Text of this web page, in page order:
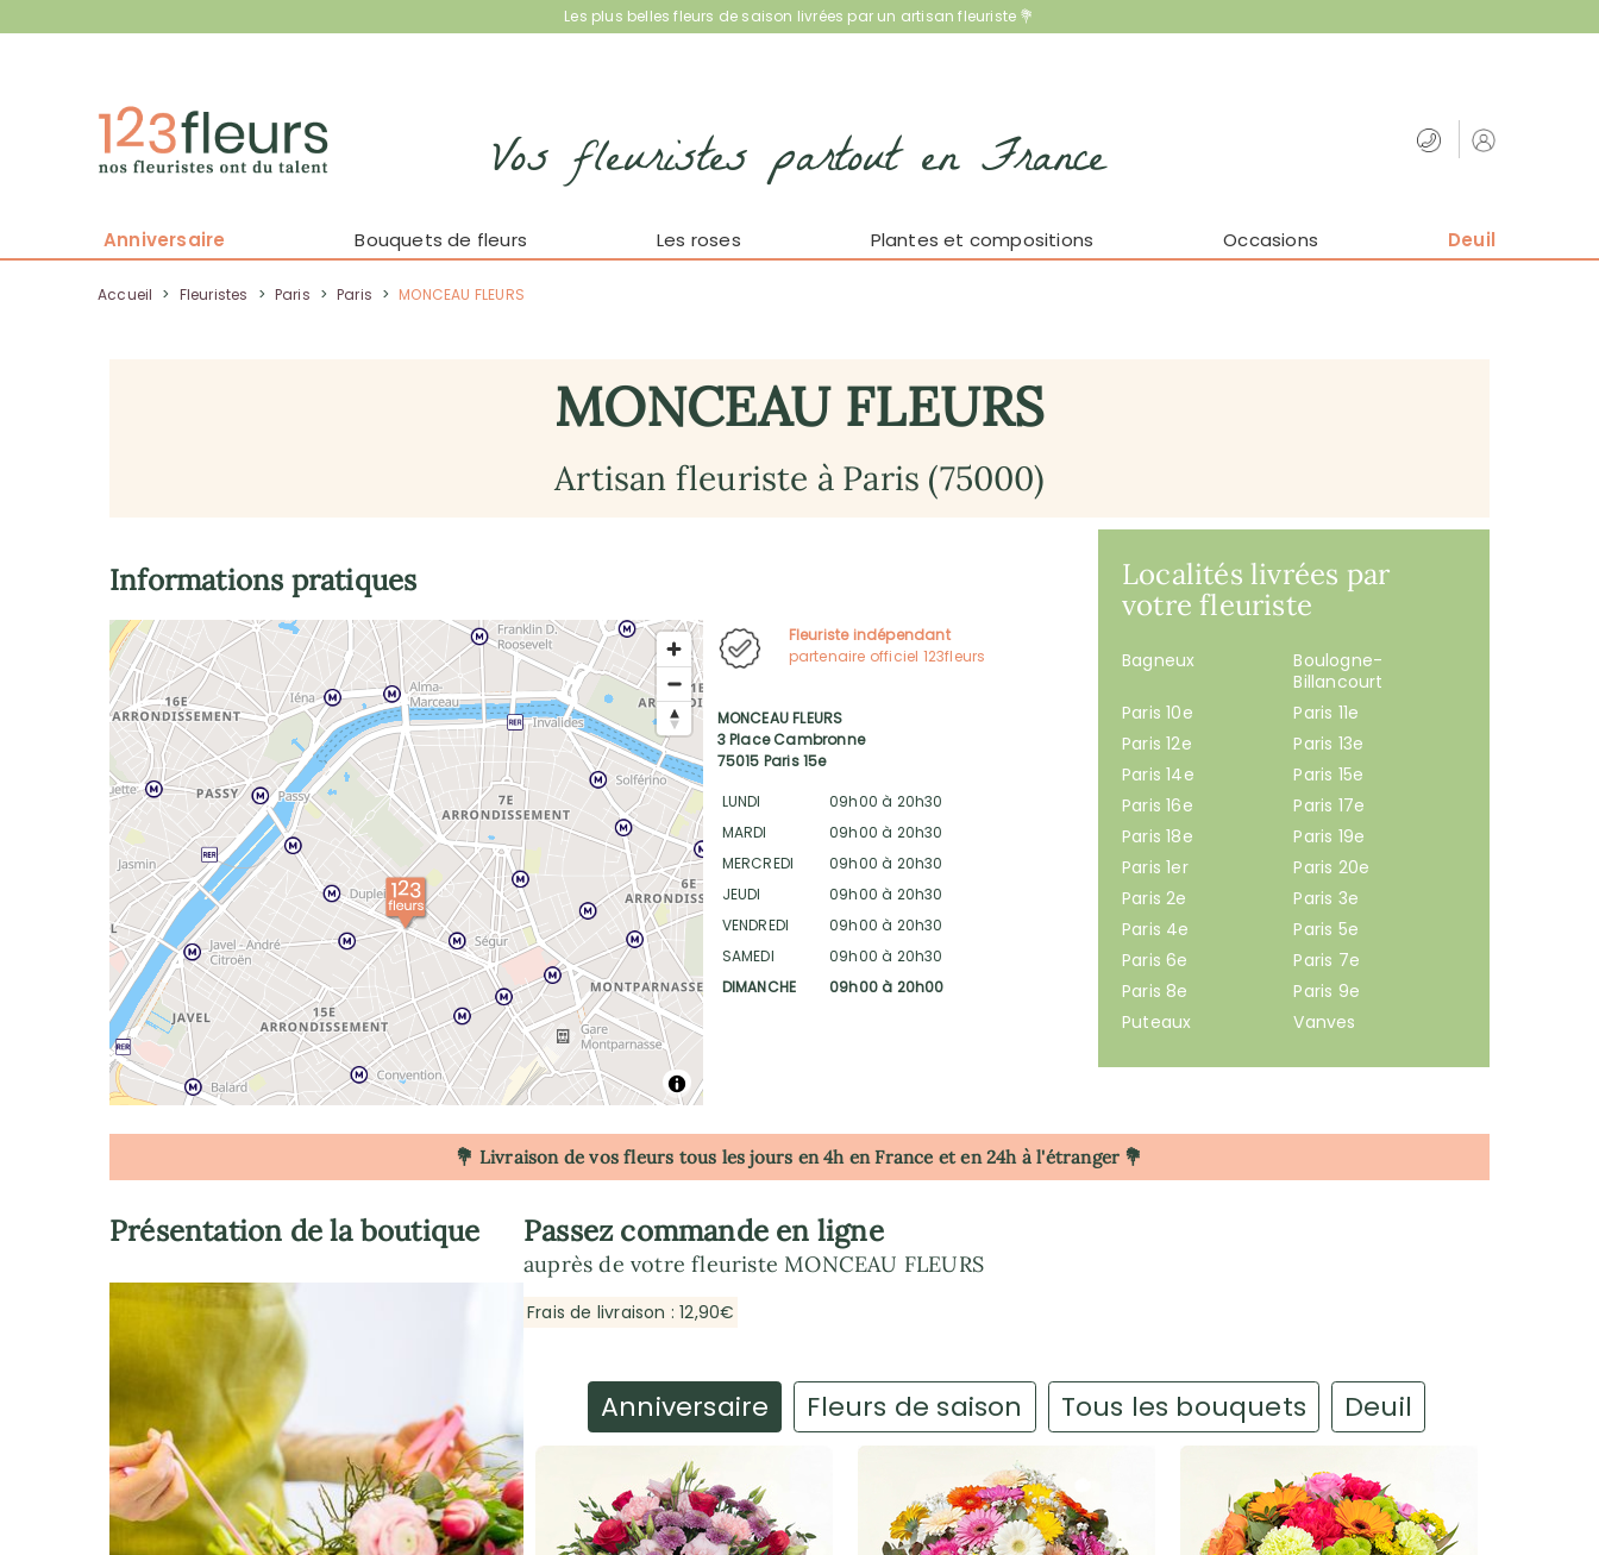
Les plus belles fleurs de saison livrées par un artisan fleuriste 💐
Vos fleuristes partout en France
Anniversaire Bouquets de fleurs Les roses Plantes et compositions Occasions Deuil
Accueil > Fleuristes > Paris > Paris > MONCEAU FLEURS
MONCEAU FLEURS
Artisan fleuriste à Paris (75000)
Localités livrées par
votre fleuriste
Bagneux
Boulogne-
Billancourt
Paris 10e
Paris 11e
Paris 12e
Paris 13e
Paris 14e
Paris 15e
Paris 16e
Paris 17e
Paris 18e
Paris 19e
Paris 1er
Paris 20e
Paris 2e
Paris 3e
Paris 4e
Paris 5e
Paris 6e
Paris 7e
Paris 8e
Paris 9e
Puteaux
Vanves
Fleuriste indépendant
partenaire officiel 123fleurs
MONCEAU FLEURS
3 Place Cambronne
75015 Paris 15e
LUNDI
09h00 à 20h30
MARDI
09h00 à 20h30
MERCREDI
09h00 à 20h30
JEUDI
09h00 à 20h30
VENDREDI
09h00 à 20h30
SAMEDI
09h00 à 20h30
DIMANCHE
09h00 à 20h00
Informations pratiques
💐 Livraison de vos fleurs tous les jours en 4h en France et en 24h à l'étranger 💐
Passez commande en ligne
auprès de votre fleuriste MONCEAU FLEURS
Frais de livraison : 12,90€
Anniversaire Fleurs de saison Tous les bouquets Deuil
Présentation de la boutique